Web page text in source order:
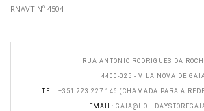
RNAVT Nº 4504
RUA ANTONIO RODRIGUES DA
4400-025 - VILA NOVA DE
TEL: +351 223 227 146 (CHAMADA PARA A
EMAIL: